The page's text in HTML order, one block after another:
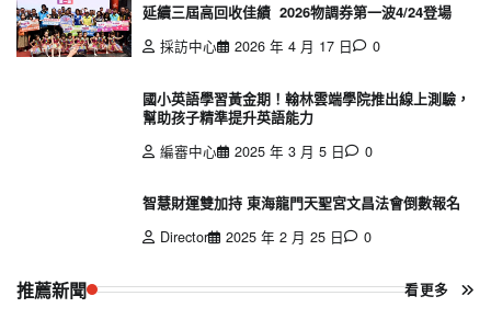
延續三屆高回收佳績 2026物調券第一波4/24登場
採訪中心
2026 年 4 月 17 日 0
國小英語學習黃金期！翰林雲端學院推出線上測驗，
幫助孩子精準提升英語能力
編審中心
2025 年 3 月 5 日 0
智慧財運雙加持 東海龍門天聖宮文昌法會倒數報名
Director
2025 年 2 月 25 日 0
推薦新聞 看更多